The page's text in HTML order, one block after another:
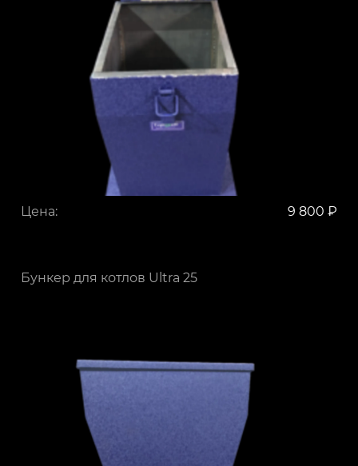
Цена: 9 800 ₽
Бункер для котлов Ultra 25